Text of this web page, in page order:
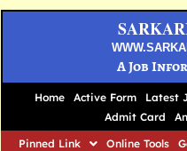
A Job
Home Active Form Latest
Admit Card
Pinned Link
Online Tools